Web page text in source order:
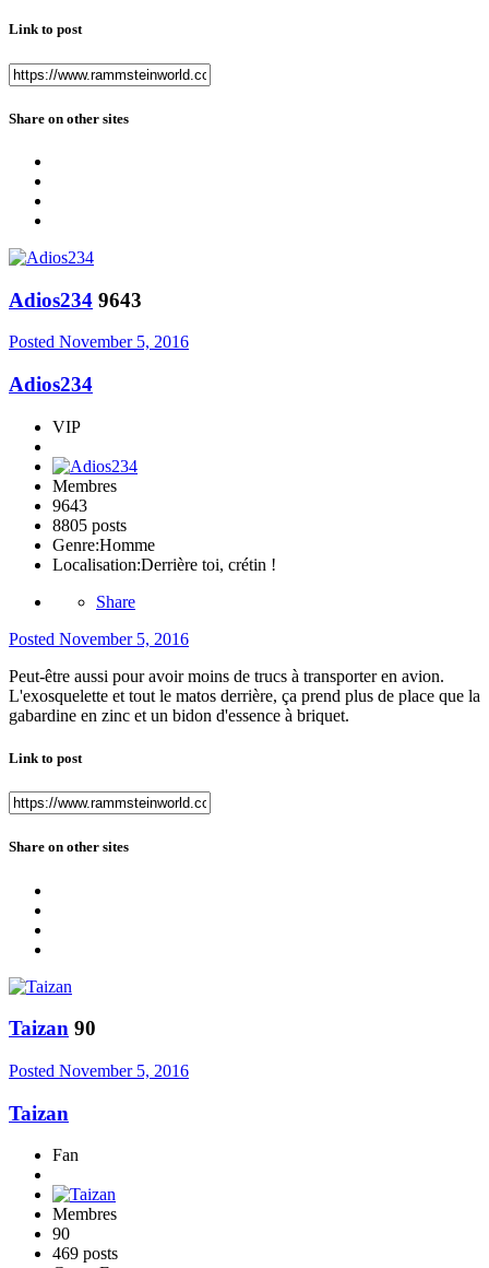
Link to post
Share on other sites
Adios234 9643
Posted November 5, 2016
Adios234
VIP
Membres
9643
8805 posts
Genre:Homme
Localisation:Derrière toi, crétin !
Share
Posted November 5, 2016
Peut-être aussi pour avoir moins de trucs à transporter en avion.
L'exosquelette et tout le matos derrière, ça prend plus de place que la
gabardine en zinc et un bidon d'essence à briquet.
Link to post
Share on other sites
Taizan 90
Posted November 5, 2016
Taizan
Fan
Membres
90
469 posts